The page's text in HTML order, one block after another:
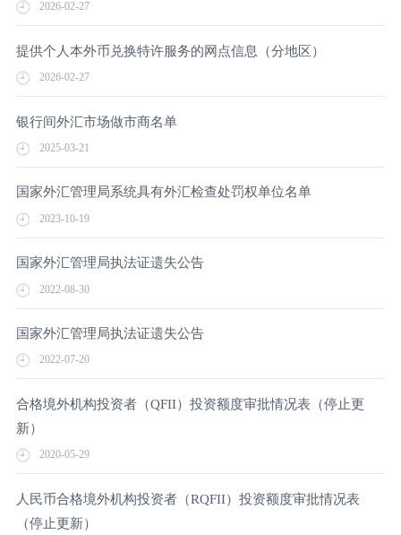
2026-02-27
提供个人本外币兑换特许服务的网点信息（分地区）
2026-02-27
银行间外汇市场做市商名单
2025-03-21
国家外汇管理局系统具有外汇检查处罚权单位名单
2023-10-19
国家外汇管理局执法证遗失公告
2022-08-30
国家外汇管理局执法证遗失公告
2022-07-20
合格境外机构投资者（QFII）投资额度审批情况表（停止更
新）
2020-05-29
人民币合格境外机构投资者（RQFII）投资额度审批情况表
（停止更新）